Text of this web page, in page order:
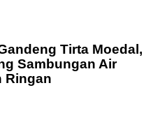
Tirta Moedal,
Sambungan Air
Ringan